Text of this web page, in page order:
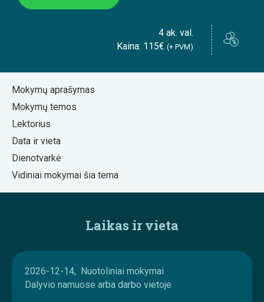
4 ak. val.
Kaina: 115€ (+ PVM)
Mokymų aprašymas
Mokymų temos
Lektorius
Data ir vieta
Dienotvarkė
Vidiniai mokymai šia tema
Laikas ir vieta
2026-12-14, Nuotoliniai mokymai
Dalyvio namuose arba darbo vietoje